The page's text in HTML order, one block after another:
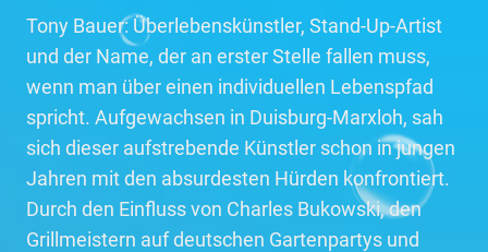
Tony Bauer: Überlebenskünstler, Stand-Up-Artist
und der Name, der an erster Stelle fallen muss,
wenn man über einen individuellen Lebenspfad
spricht. Aufgewachsen in Duisburg-Marxloh, sah
sich dieser aufstrebende Künstler schon in jungen
Jahren mit den absurdesten Hürden konfrontiert.
Durch den Einfluss von Charles Bukowski, den
Grillmeistern auf deutschen Gartenpartys und